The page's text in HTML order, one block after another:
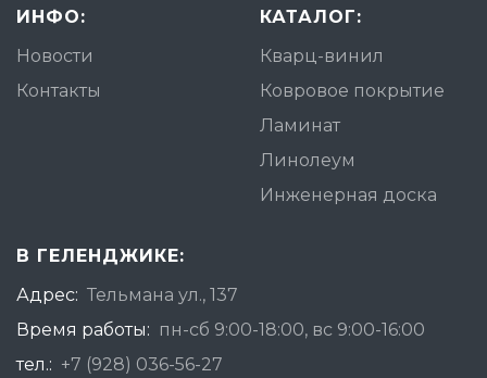
ИНФО:
Новости
Контакты
КАТАЛОГ:
Кварц-винил
Ковровое покрытие
Ламинат
Линолеум
Инженерная доска
В ГЕЛЕНДЖИКЕ:
Адрес: Тельмана ул., 137
Время работы: пн-сб 9:00-18:00, вс 9:00-16:00
тел.: +7 (928) 036-56-27